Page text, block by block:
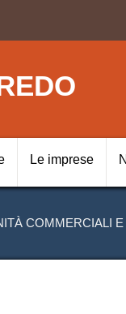
Le imprese
COMMERCIALI